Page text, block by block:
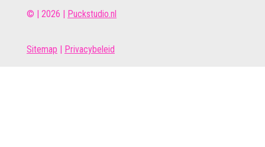
© | 2026 | Puckstudio.nl
Sitemap | Privacybeleid